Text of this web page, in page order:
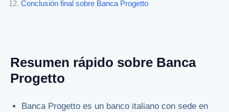
Conclusión final sobre Banca Progetto
Resumen rápido sobre Banca
Progetto
Banca Progetto es un banco italiano con sede en